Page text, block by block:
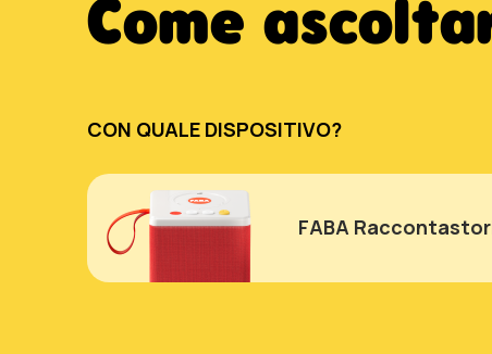
Come
CON QUALE DISPOSITIVO?
FABA